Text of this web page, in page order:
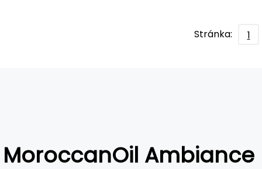
Stránka: 1
MoroccanOil Ambiance